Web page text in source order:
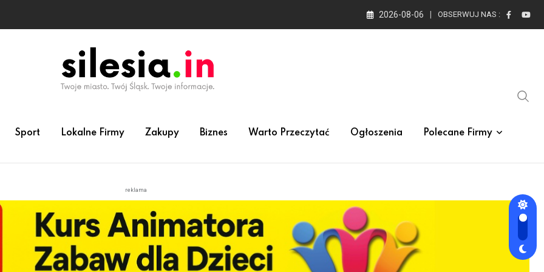
2026-08-06 OBSERWUJ NAS :
Sport Lokalne Firmy Zakupy Biznes Warto Przeczytać Ogłoszenia Polecane Firmy
reklama